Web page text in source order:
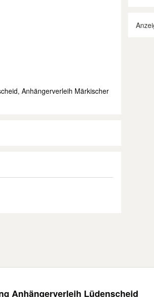
Anhängerverleih Märkischer
Anhängerverleih Lüdenscheid